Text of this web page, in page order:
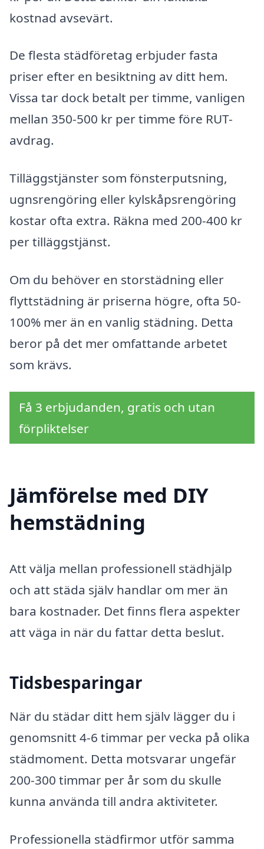
kostnad avsevärt.
De flesta städföretag erbjuder fasta
priser efter en besiktning av ditt hem.
Vissa tar dock betalt per timme, vanligen
mellan 350-500 kr per timme före RUT-
avdrag.
Tilläggstjänster som fönsterputsning,
ugnsrengöring eller kylskåpsrengöring
kostar ofta extra. Räkna med 200-400 kr
per tilläggstjänst.
Om du behöver en storstädning eller
flyttstädning är priserna högre, ofta 50-
100% mer än en vanlig städning. Detta
beror på det mer omfattande arbetet
som krävs.
Få 3 erbjudanden, gratis och utan
förpliktelser
Jämförelse med DIY
hemstädning
Att välja mellan professionell städhjälp
och att städa själv handlar om mer än
bara kostnader. Det finns flera aspekter
att väga in när du fattar detta beslut.
Tidsbesparingar
När du städar ditt hem själv lägger du i
genomsnitt 4-6 timmar per vecka på olika
städmoment. Detta motsvarar ungefär
200-300 timmar per år som du skulle
kunna använda till andra aktiviteter.
Professionella städfirmor utför samma